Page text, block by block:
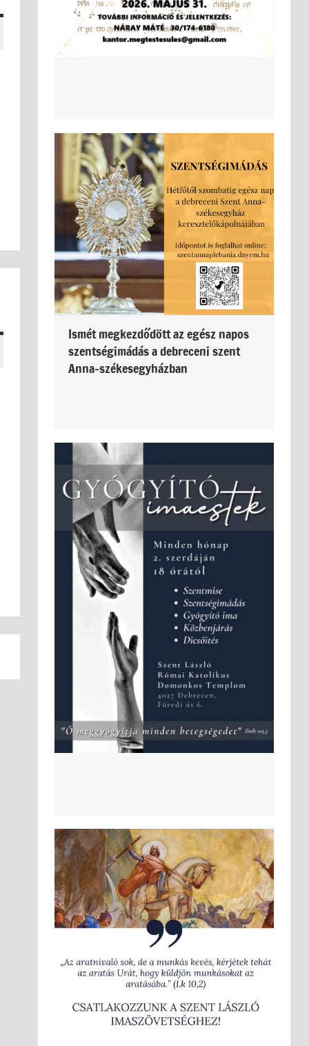
Ismét megkezdődött az egész napos
szentségimádás a debreceni szent
Anna-székesegyházban